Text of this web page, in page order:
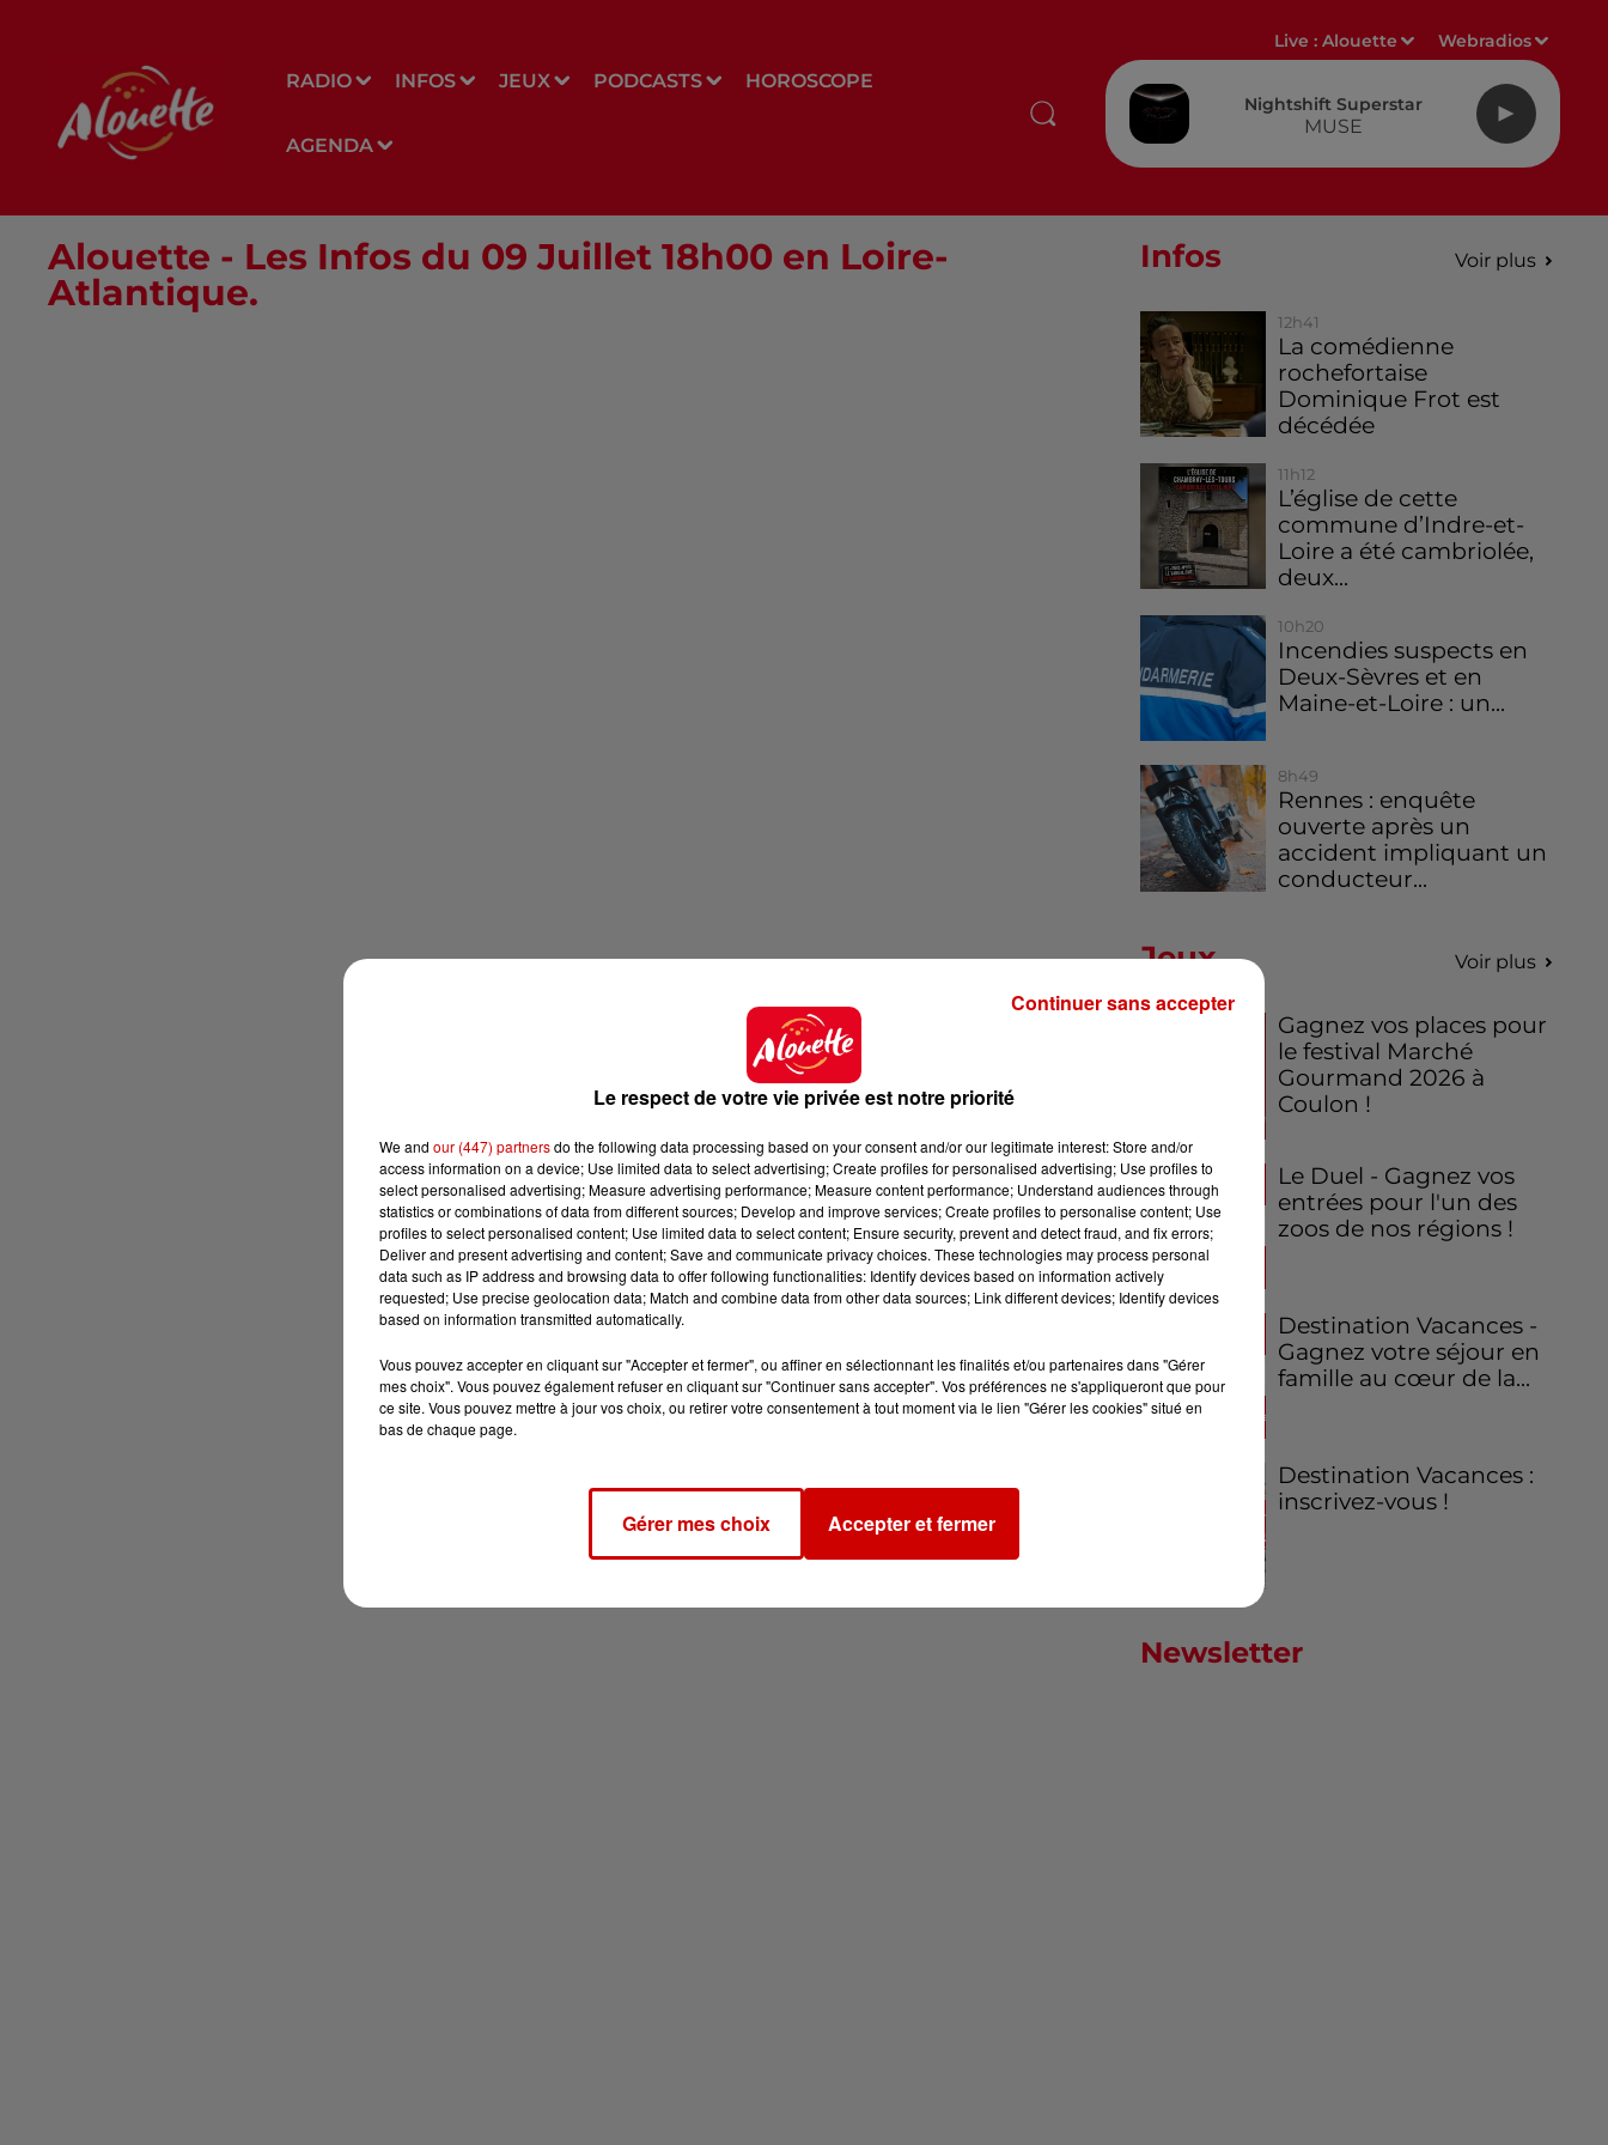
RADIO INFOS JEUX PODCASTS HOROSCOPE
AGENDA
Live :Alouette Webradios
Nightshift Superstar
MUSE
Alouette - Les Infos du 09 Juillet 18h00 en Loire-
Atlantique.
Infos Voir plus
12h41
La comédienne
rochefortaise
Dominique Frot est
décédée
11h12
L’église de cette
commune d’Indre-et-
Loire a été cambriolée,
deux...
10h20
Incendies suspects en
Deux-Sèvres et en
Maine-et-Loire : un...
8h49
Rennes : enquête
ouverte après un
accident impliquant un
conducteur...
Jeux Voir plus
Gagnez vos places pour
le festival Marché
Gourmand 2026 à
Coulon !
Le Duel - Gagnez vos
entrées pour l'un des
zoos de nos régions !
Destination Vacances -
Gagnez votre séjour en
famille au cœur de la...
Destination Vacances :
inscrivez-vous !
Newsletter
Le respect de votre vie privée est notre priorité
We and our (447) partnersdo the following data processing based on your consent and/or our legitimate interest: Store and/or
access information on a device; Use limited data to select advertising; Create profiles for personalised advertising; Use profiles to
select personalised advertising; Measure advertising performance; Measure content performance; Understand audiences through
statistics or combinations of data from different sources; Develop and improve services; Create profiles to personalise content; Use
profiles to select personalised content; Use limited data to select content; Ensure security, prevent and detect fraud, and fix errors;
Deliver and present advertising and content; Save and communicate privacy choices. These technologies may process personal
data such as IP address and browsing data to offer following functionalities: Identify devices based on information actively
requested; Use precise geolocation data; Match and combine data from other data sources; Link different devices; Identify devices
based on information transmitted automatically.
Vous pouvez accepter en cliquant sur "Accepter et fermer", ou affiner en sélectionnant les finalités et/ou partenaires dans "Gérer
mes choix". Vous pouvez également refuser en cliquant sur "Continuer sans accepter". Vos préférences ne s'appliqueront que pour
ce site. Vous pouvez mettre à jour vos choix, ou retirer votre consentement à tout moment via le lien "Gérer les cookies" situé en
bas de chaque page.
Gérer mes choix Accepter et fermer
Continuer sans accepter